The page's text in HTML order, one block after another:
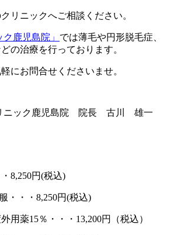
リニックへご相談ください。
鹿児島院」 では薄毛や円形脱毛症、
の治療を行っております。
にお問合せくださいませ。
ニック鹿児島院 院長 古川 雄一
8,250円(税込)
・・・8,250円(税込)
用薬15％・・・13,200円（税込）